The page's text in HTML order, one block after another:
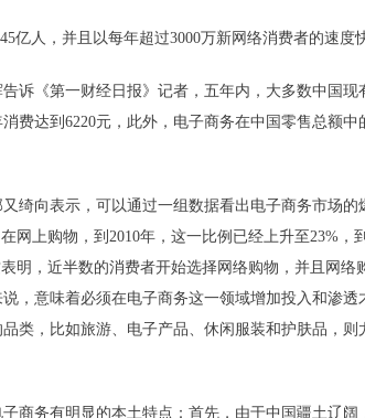
亿人，并且以每年超过3000万新网络消费者的速度
诉《第一财经日报》记者，五年内，大多数中国现
费达到6220元，此外，电子商务在中国零售总额中
绮向表示，可以通过一组数据看出电子商务市场的
网上购物，到2010年，这一比例已经上升至23%，
明，近半数的消费者开始选择网络购物，并且网络
，意味着必须在电子商务这一领域增加投入和渗透
类，比如旅游、电子产品、休闲服装和护肤品，则
商务有明显的本土特点：首先，由于中国疆土辽阔